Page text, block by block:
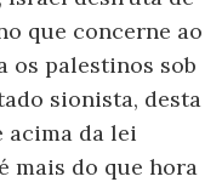
que concerne ao
os palestinos sob
sionista, desta
acima da lei
mais do que hora